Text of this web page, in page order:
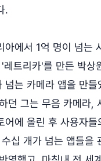
.
아에서 1억 명이 넘는
레트리카'를 만든 박상
는 카메라 앱을 만들
던 그는 무음 카메라,
어에 올린 후 사용자들
십 개가 넘는 앱들을